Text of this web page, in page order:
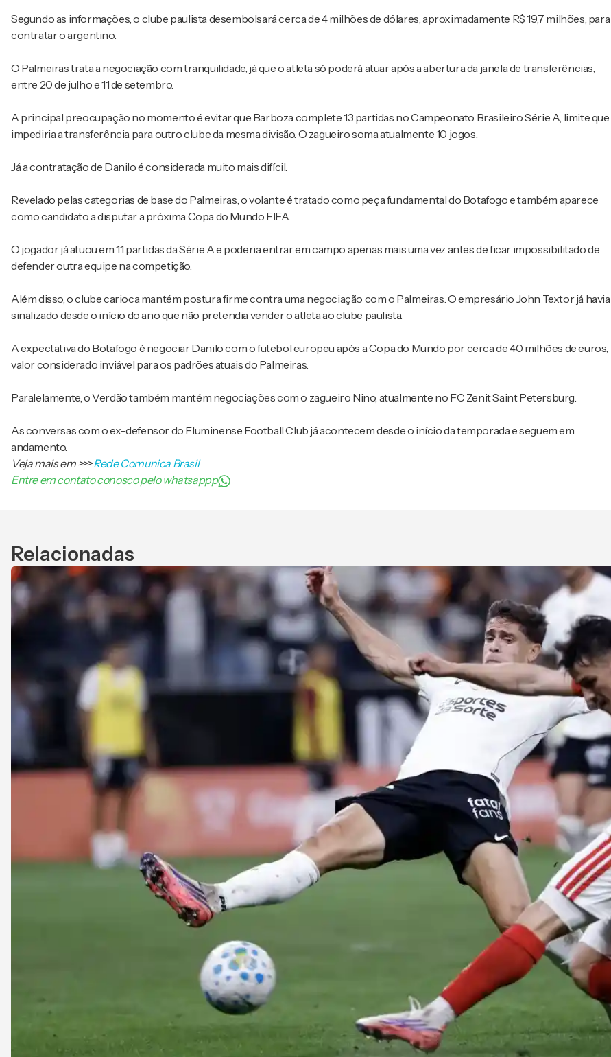
Segundo as informações, o clube paulista desembolsará cerca de 4 milhões de dólares, aproximadamente R$ 19,7 milhões, para
contratar o argentino.
O Palmeiras trata a negociação com tranquilidade, já que o atleta só poderá atuar após a abertura da janela de transferências,
entre 20 de julho e 11 de setembro.
A principal preocupação no momento é evitar que Barboza complete 13 partidas noCampeonato Brasileiro Série A, limite que
impediria a transferência para outro clube da mesma divisão. O zagueiro soma atualmente 10 jogos.
Já a contratação de Danilo é considerada muito mais difícil.
Revelado pelas categorias de base do Palmeiras, o volante é tratado como peça fundamental do Botafogo e também aparece
como candidato a disputar a próximaCopa do Mundo FIFA.
O jogador já atuou em 11 partidas da Série A e poderia entrar em campo apenas mais uma vez antes de ficar impossibilitado de
defender outra equipe na competição.
Além disso, o clube carioca mantém postura firme contra uma negociação com o Palmeiras. O empresário John Textorjá havia
sinalizado desde o início do ano que não pretendia vender o atleta ao clube paulista.
A expectativa do Botafogo é negociar Danilo com o futebol europeu após a Copa do Mundo por cerca de 40 milhões de euros,
valor considerado inviável para os padrões atuais do Palmeiras.
Paralelamente, o Verdão também mantém negociações com o zagueiro Nino, atualmente no FC Zenit Saint Petersburg.
As conversas com o ex-defensor do Fluminense Football Club já acontecem desde o início da temporada e seguem em
andamento.
Veja mais em>>>Rede Comunica Brasil
Entre em contato conosco pelo whatsappp
Relacionadas